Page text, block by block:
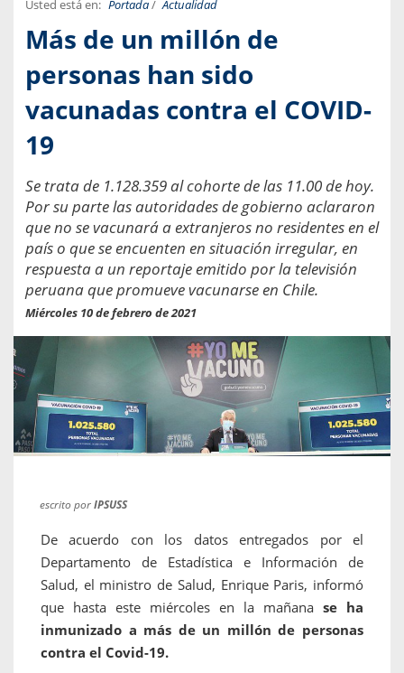
Usted está en: Portada/ Actualidad
Más de un millón de
personas han sido
vacunadas contra el COVID-
19
Se trata de 1.128.359 al cohorte de las 11.00 de hoy.
Por su parte las autoridades de gobierno aclararon
que no se vacunará a extranjeros no residentes en el
país o que se encuenten en situación irregular, en
respuesta a un reportaje emitido por la televisión
peruana que promueve vacunarse en Chile.
Miércoles 10 de febrero de 2021
escrito porIPSUSS
De acuerdo con los datos entregados por el
Departamento de Estadística e Información de
Salud, el ministro de Salud, Enrique Paris, informó
que hasta este miércoles en la mañana se ha
inmunizado a más de un millón de personas
contra el Covid-19.